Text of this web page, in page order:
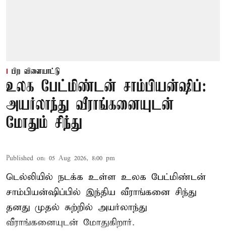
பிற விளையாட்டு
உலக பேட்மிண்டன் சாம்பியன்ஷிப்:
அயர்லாந்து வீராங்கனையுடன்
மோதும் சிந்து
Published on: 05 Aug 2026, 8:00 pm
டெல்லியில் நடக்க உள்ள உலக பேட்மிண்டன்
சாம்பியன்ஷிப்பில் இந்திய வீராங்கனை சிந்து
தனது முதல் சுற்றில் அயர்லாந்து
வீராங்கனையுடன் மோதுகிறார்.